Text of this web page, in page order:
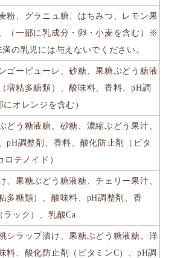
粉、グラニュ糖、はちみつ、レモン果
（一部に乳成分・卵・小麦を含む）※
の乳児には与えないでください。
ゴーピューレ、砂糖、果糖ぶどう糖液
増粘多糖類）、酸味料、香料、pH調
オレンジを含む）
う糖液糖、砂糖、濃縮ぶどう果汁、
pH調整剤、香料、酸化防止剤（ビタ
テノイド）
果糖ぶどう糖液糖、チェリー果汁、
多糖類）、酸味料、pH調整剤、香
ック）、乳酸Ca
シラップ漬け、果糖ぶどう糖液糖、洋
料、酸化防止剤（ビタミンC）、pH調